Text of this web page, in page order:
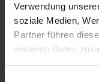
Verwendung
soziale Medien,
Partner führen
weiteren Daten
haben oder die sie